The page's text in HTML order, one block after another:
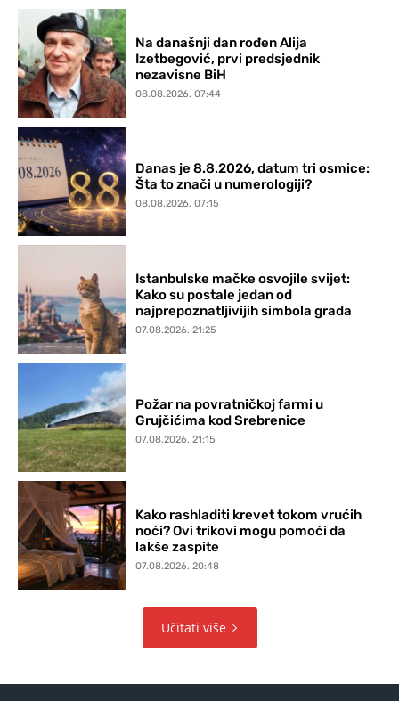
Na današnji dan rođen Alija
Izetbegović, prvi predsjednik
nezavisne BiH
08.08.2026. 07:44
Danas je 8.8.2026, datum tri osmice:
Šta to znači u numerologiji?
08.08.2026. 07:15
Istanbulske mačke osvojile svijet:
Kako su postale jedan od
najprepoznatljivijih simbola grada
07.08.2026. 21:25
Požar na povratničkoj farmi u
Grujčićima kod Srebrenice
07.08.2026. 21:15
Kako rashladiti krevet tokom vrućih
noći? Ovi trikovi mogu pomoći da
lakše zaspite
07.08.2026. 20:48
Učitati više